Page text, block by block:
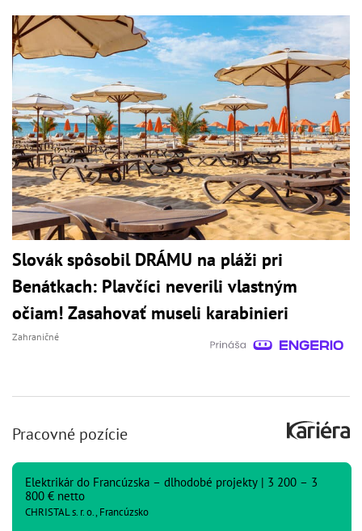
Slovák spôsobil DRÁMU na pláži pri
Benátkach: Plavčíci neverili vlastným
očiam! Zasahovať museli karabinieri
Zahraničné
Pracovné pozície
Elektrikár do Francúzska – dlhodobé projekty | 3 200 – 3
800 € netto
CHRISTAL s. r. o., Francúzsko